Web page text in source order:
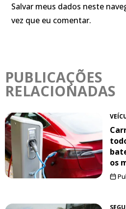
Salvar meus dados neste
vez que eu comentar.
PUBLICAÇÕES
RELACIONADAS
os